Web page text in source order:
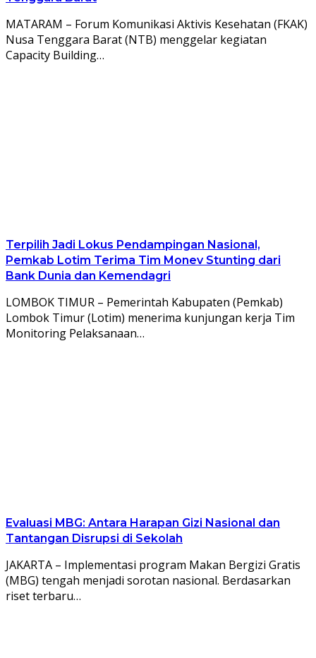
MATARAM – Forum Komunikasi Aktivis Kesehatan (FKAK)
Nusa Tenggara Barat (NTB) menggelar kegiatan
Capacity Building…
Terpilih Jadi Lokus Pendampingan Nasional,
Pemkab Lotim Terima Tim Monev Stunting dari
Bank Dunia dan Kemendagri
LOMBOK TIMUR – Pemerintah Kabupaten (Pemkab)
Lombok Timur (Lotim) menerima kunjungan kerja Tim
Monitoring Pelaksanaan…
Evaluasi MBG: Antara Harapan Gizi Nasional dan
Tantangan Disrupsi di Sekolah
JAKARTA – Implementasi program Makan Bergizi Gratis
(MBG) tengah menjadi sorotan nasional. Berdasarkan
riset terbaru…